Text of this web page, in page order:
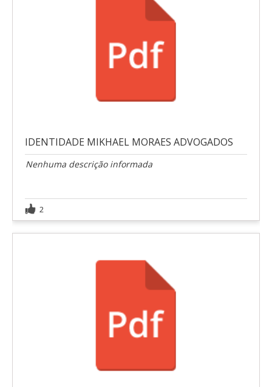
IDENTIDADE MIKHAEL MORAES ADVOGADOS
Nenhuma descrição informada
2